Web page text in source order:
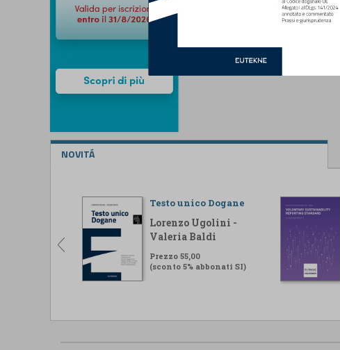
NOVITÁ
Testo unico Dogane
Lorenzo Ugolini -
Valeria Baldi
Prezzo 55,00
(sconto 5% abbonati SI)